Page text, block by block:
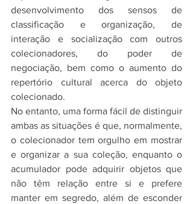
desenvolvimento dos sensos de
classificação e organização, de
interação e socialização com outros
colecionadores, do poder de
negociação, bem como o aumento do
repertório cultural acerca do objeto
colecionado.
No entanto, uma forma fácil de distinguir
ambas as situações é que, normalmente,
o colecionador tem orgulho em mostrar
e organizar a sua coleção, enquanto o
acumulador pode adquirir objetos que
não têm relação entre si e prefere
manter em segredo, além de esconder